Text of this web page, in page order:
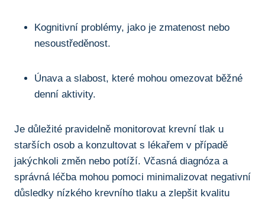
Kognitivní problémy, jako je zmatenost nebo
nesoustředěnost.
Únava a slabost, které mohou omezovat běžné
denní aktivity.
Je důležité pravidelně monitorovat krevní tlak u
starších osob a konzultovat s lékařem v případě
jakýchkoli změn nebo potíží. Včasná diagnóza a
správná léčba mohou pomoci minimalizovat negativní
důsledky nízkého krevního tlaku a zlepšit kvalitu